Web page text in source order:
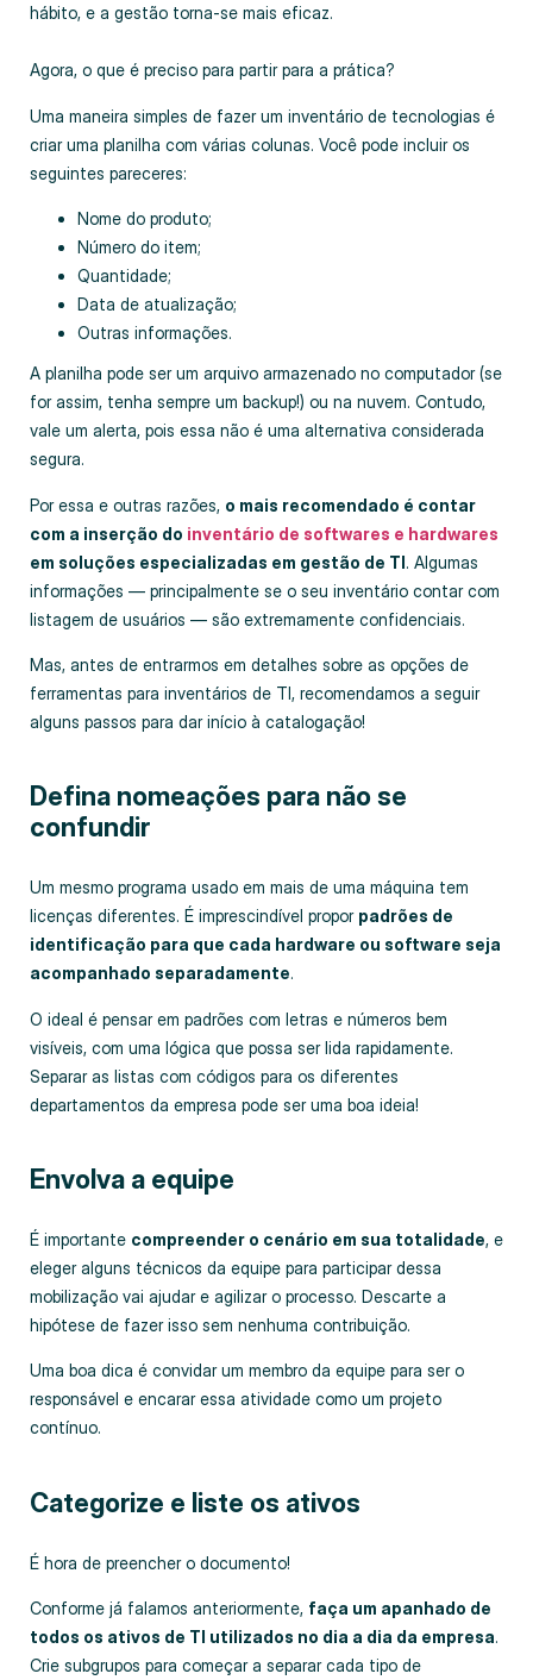
hábito, e a gestão torna-se mais eficaz.
Agora, o que é preciso para partir para a prática?
Uma maneira simples de fazer um inventário de tecnologias é
criar uma planilha com várias colunas. Você pode incluir os
seguintes pareceres:
Nome do produto;
Número do item;
Quantidade;
Data de atualização;
Outras informações.
A planilha pode ser um arquivo armazenado no computador (se
for assim, tenha sempre um backup!) ou na nuvem. Contudo,
vale um alerta, pois essa não é uma alternativa considerada
segura.
Por essa e outras razões, o mais recomendado é contar
com a inserção do inventário de softwares e hardwares
em soluções especializadas em gestão de TI. Algumas
informações — principalmente se o seu inventário contar com
listagem de usuários — são extremamente confidenciais.
Mas, antes de entrarmos em detalhes sobre as opções de
ferramentas para inventários de TI, recomendamos a seguir
alguns passos para dar início à catalogação!
Defina nomeações para não se
confundir
Um mesmo programa usado em mais de uma máquina tem
licenças diferentes. É imprescindível propor padrões de
identificação para que cada hardware ou software seja
acompanhado separadamente.
O ideal é pensar em padrões com letras e números bem
visíveis, com uma lógica que possa ser lida rapidamente.
Separar as listas com códigos para os diferentes
departamentos da empresa pode ser uma boa ideia!
Envolva a equipe
É importante compreender o cenário em sua totalidade, e
eleger alguns técnicos da equipe para participar dessa
mobilização vai ajudar e agilizar o processo. Descarte a
hipótese de fazer isso sem nenhuma contribuição.
Uma boa dica é convidar um membro da equipe para ser o
responsável e encarar essa atividade como um projeto
contínuo.
Categorize e liste os ativos
É hora de preencher o documento!
Conforme já falamos anteriormente, faça um apanhado de
todos os ativos de TI utilizados no dia a dia da empresa.
Crie subgrupos para começar a separar cada tipo de